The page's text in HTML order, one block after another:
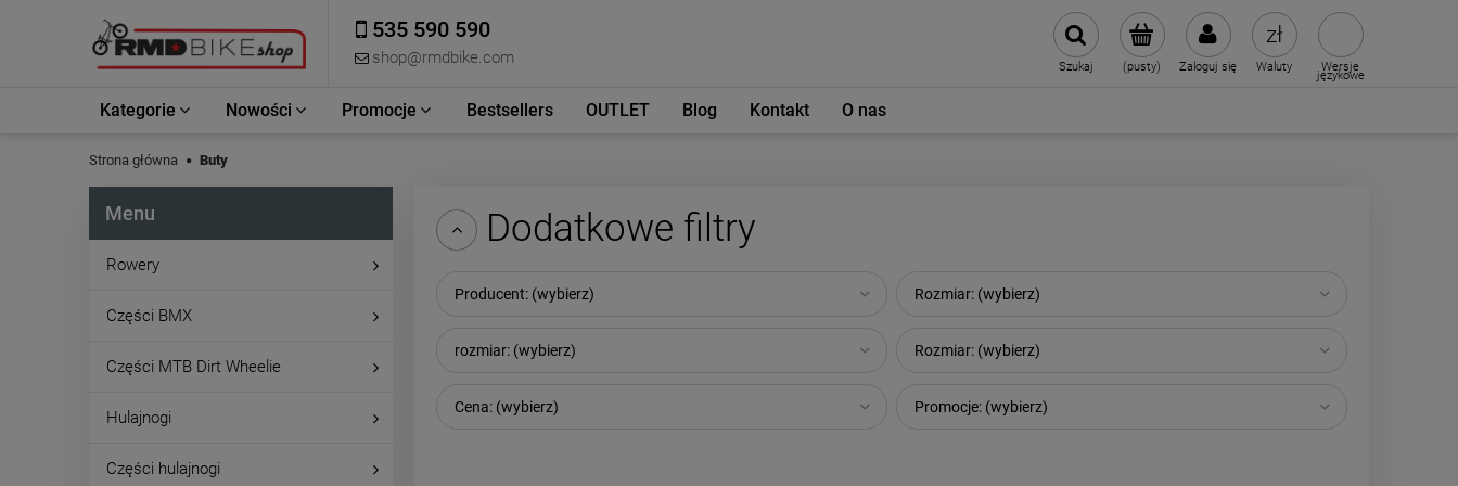
535 590 590
shop@rmdbike.com (pusty) Zaloguj się
Szukaj Waluty Wersje
językowe
Kategorie Nowości Promocje Bestsellers OUTLET Blog Kontakt O nas
Strona główna Buty
Menu
Rowery
Części BMX
Części MTB Dirt Wheelie
Hulajnogi
Części hulajnogi
Dodatkowe filtry
Producent: (wybierz) Rozmiar: (wybierz)
rozmiar: (wybierz) Rozmiar: (wybierz)
Cena: (wybierz) Promocje: (wybierz)